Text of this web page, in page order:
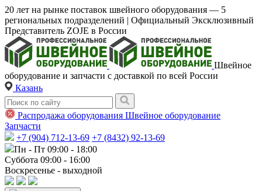
20 лет на рынке поставок швейного оборудования — 5
региональных подразделений | Официальный Эксклюзивный
Представитель ZOJE в России
Швейное
оборудование и запчасти с доставкой по всей России
Казань
Распродажа оборудования Швейное оборудование
Запчасти
+7 (904) 712-13-69 +7 (8432) 92-13-69
Пн - Пт 09:00 - 18:00
Суббота 09:00 - 16:00
Воскресенье - выходной